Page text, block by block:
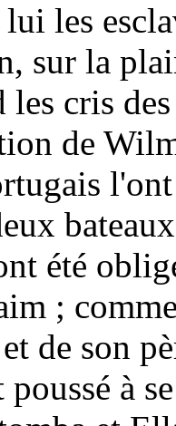
les
sur la
les cris
de
été
;
de son
à